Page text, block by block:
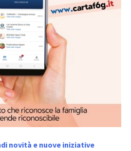
novità e nuove iniziative